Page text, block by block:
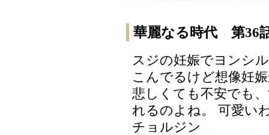
華麗なる時代 第36
スジの妊娠でヨンシ
こんでるけど想像妊
悲しくても不安でも
れるのよね。 可愛い
チョルジン